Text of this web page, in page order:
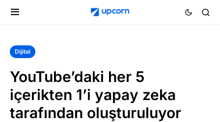
Dijital
YouTube’daki her 5
içerikten 1’i yapay zeka
tarafından oluşturuluyor